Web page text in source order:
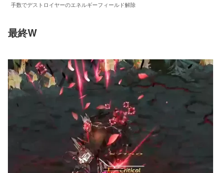
手数でデストロイヤーのエネルギーフィールド解除
最終W